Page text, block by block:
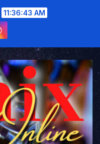
11:36:44 AM